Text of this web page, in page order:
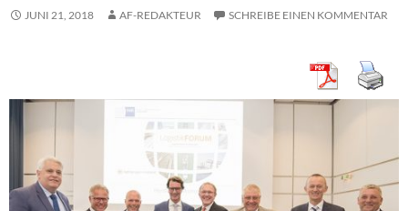
JUNI 21, 2018 AF-REDAKTEUR SCHREIBE EINEN KOMMENTAR